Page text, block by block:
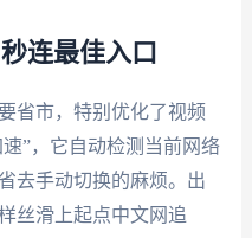
连最佳入口
省市，特别优化了视频
”，它自动检测当前网络
去手动切换的麻烦。出
丝滑上起点中文网追